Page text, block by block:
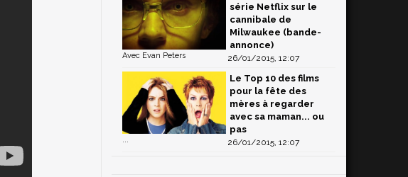
série Netflix sur le
cannibale de
Milwaukee (bande-
annonce)
26/01/2015, 12:07
Avec Evan Peters
Le Top 10 des films
pour la fête des
mères à regarder
avec sa maman... ou
pas
26/01/2015, 12:07
...